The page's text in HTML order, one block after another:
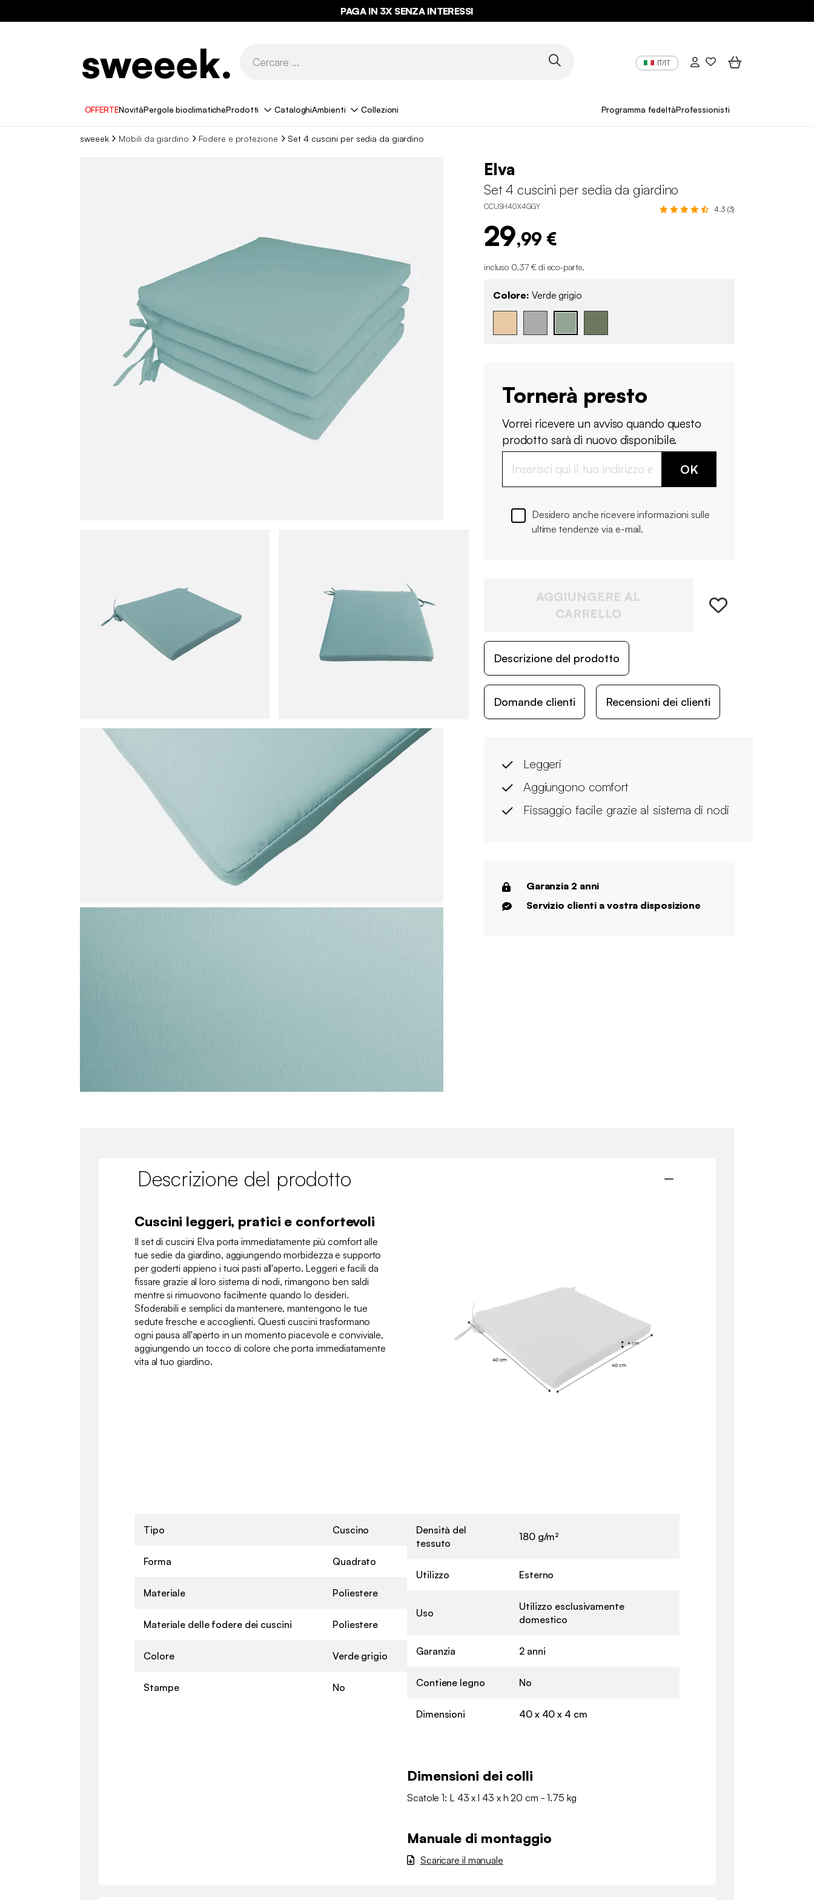
PAGA IN 3X SENZA INTERESSI
IT/IT
OFFERTENovitàPergole bioclimaticheProdotti CataloghiAmbienti Collezioni Programma fedeltàProfessionisti
sweeek Mobili da giardino Fodere e protezione Set 4 cuscini per sedia da giardino
Elva
Set 4 cuscini per sedia da giardino
CCUSH40X4GGY 4.3 (3)
29,99 €
incluso 0,37 € di eco-parte.
Colore: Verde grigio
Tornerà presto
Vorrei ricevere un avviso quando questo
prodotto sarà di nuovo disponibile.
OK
Desidero anche ricevere informazioni sulle
ultime tendenze via e-mail.
AGGIUNGERE AL
CARRELLO
Descrizione del prodotto
Domande clienti Recensioni dei clienti
Leggeri
Aggiungono comfort
Fissaggio facile grazie al sistema di nodi
Garanzia 2 anni
Servizio clienti a vostra disposizione
Descrizione del prodotto
Cuscini leggeri, pratici e confortevoli
Il set di cuscini Elva porta immediatamente più comfort alle
tue sedie da giardino, aggiungendo morbidezza e supporto
per goderti appieno i tuoi pasti all'aperto. Leggeri e facili da
fissare grazie al loro sistema di nodi, rimangono ben saldi
mentre si rimuovono facilmente quando lo desideri.
Sfoderabili e semplici da mantenere, mantengono le tue
sedute fresche e accoglienti. Questi cuscini trasformano
ogni pausa all'aperto in un momento piacevole e conviviale,
aggiungendo un tocco di colore che porta immediatamente
vita al tuo giardino.
Tipo Cuscino
Forma Quadrato
Materiale Poliestere
Materiale delle fodere dei cuscini Poliestere
Colore Verde grigio
Stampe No
Densità del
tessuto
180 g/m²
Utilizzo Esterno
Uso
Utilizzo esclusivamente
domestico
Garanzia 2 anni
Contiene legno No
Dimensioni 40 x 40 x 4 cm
Dimensioni dei colli
Scatole 1: L 43 x l 43 x h 20 cm - 1.75 kg
Manuale di montaggio
Scaricare il manuale